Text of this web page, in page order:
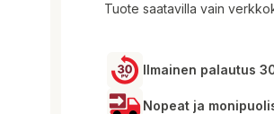
Tuote saatavilla vain
Ilmainen palautus
Nopeat ja